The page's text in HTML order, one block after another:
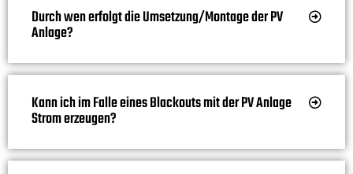
Durch wen erfolgt die Umsetzung/Montage der PV
Anlage?
Kann ich im Falle eines Blackouts mit der PV Anlage
Strom erzeugen?